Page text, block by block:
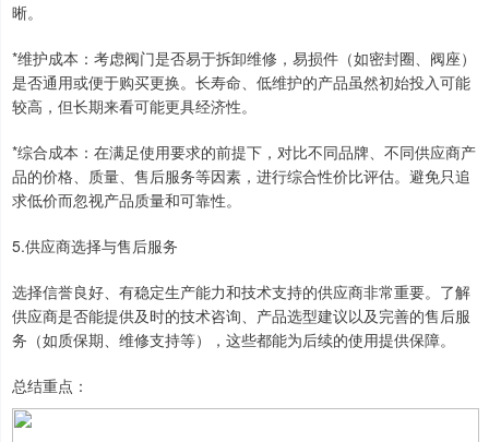
晰。
*维护成本：考虑阀门是否易于拆卸维修，易损件（如密封圈、阀座）
是否通用或便于购买更换。长寿命、低维护的产品虽然初始投入可能
较高，但长期来看可能更具经济性。
*综合成本：在满足使用要求的前提下，对比不同品牌、不同供应商产
品的价格、质量、售后服务等因素，进行综合性价比评估。避免只追
求低价而忽视产品质量和可靠性。
5.供应商选择与售后服务
选择信誉良好、有稳定生产能力和技术支持的供应商非常重要。了解
供应商是否能提供及时的技术咨询、产品选型建议以及完善的售后服
务（如质保期、维修支持等），这些都能为后续的使用提供保障。
总结重点：